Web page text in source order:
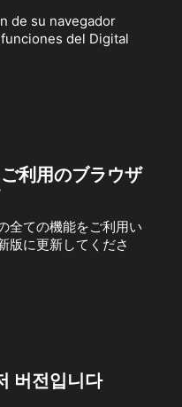
de su navegador
del Digital
利用のブラウザ
全ての機能をご利用い
版に更新してくださ
버전입니다